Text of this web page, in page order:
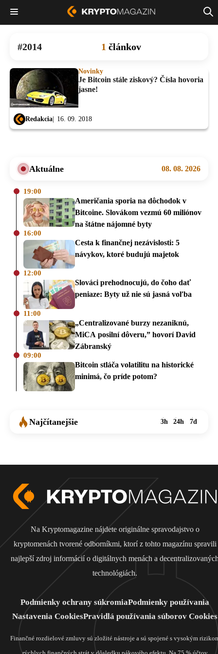
2014 1 článkov
Novinky
Je Bitcoin stále ziskový? Čísla hovoria
jasne!
Redakcia 16. 09. 2018
Aktuálne 08. 08. 2026
19:00
Američania sporia na dôchodok v
Bitcoine. Slovákom vezmú 60 miliónov
na štátne nájomné byty
16:00
Cesta k finančnej nezávislosti: 5
návykov, ktoré budujú majetok
12:00
Slováci prehodnocujú, do čoho dať
peniaze: Byty už nie sú jasná voľba
11:00
„Centralizované burzy nezaniknú,
MiCA posilní dôveru,” hovorí David
Zábranský
09:00
Bitcoin stláča volatilitu na historické
minimá, čo príde potom?
Najčítanejšie 3h 24h 7d
Na Kryptomagazine nájdete originálne spravodajstvo o
kryptomenách tvorené odborníkmi, ktorí z tohto magazínu spravili
najlepší zdroj informácií o digitálnych menách a
technológiách.
Podmienky ochrany súkromiaPodmienky používania
Nastavenia CookiesPravidlá používania súborov Cookies
Finančné rozdielové zmluvy sú zložité nástroje a sú spojené s vysokým